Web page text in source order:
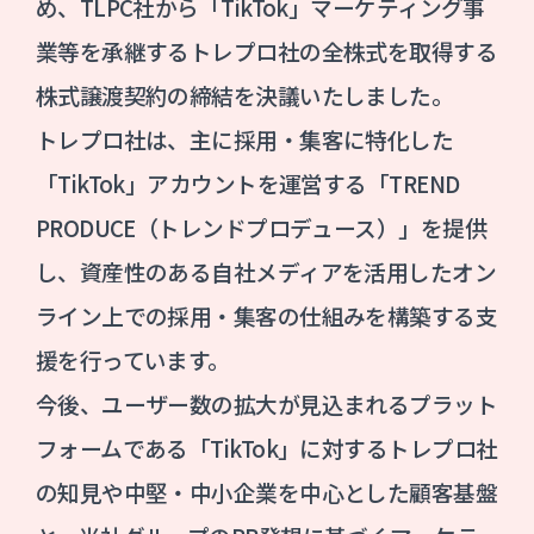
め、TLPC社から「TikTok」マーケティング事
業等を承継するトレプロ社の全株式を取得する
株式譲渡契約の締結を決議いたしました。
トレプロ社は、主に採用・集客に特化した
「TikTok」アカウントを運営する「TREND
PRODUCE（トレンドプロデュース）」を提供
し、資産性のある自社メディアを活用したオン
ライン上での採用・集客の仕組みを構築する支
援を行っています。
今後、ユーザー数の拡大が見込まれるプラット
フォームである「TikTok」に対するトレプロ社
の知見や中堅・中小企業を中心とした顧客基盤